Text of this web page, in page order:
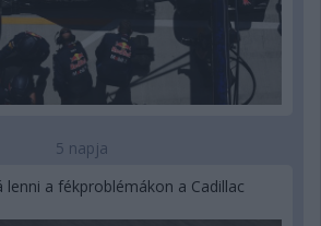
5 napja
lenni a fékproblémákon a Cadillac